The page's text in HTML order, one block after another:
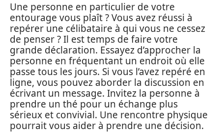
Une personne en particulier de votre
entourage vous plaît ? Vous avez réussi à
repérer une célibataire à qui vous ne cessez
de penser ? Il est temps de faire votre
grande déclaration. Essayez d’approcher la
personne en fréquentant un endroit où elle
passe tous les jours. Si vous l’avez repéré en
ligne, vous pouvez aborder la discussion en
écrivant un message. Invitez la personne à
prendre un thé pour un échange plus
sérieux et convivial. Une rencontre physique
pourrait vous aider à prendre une décision.